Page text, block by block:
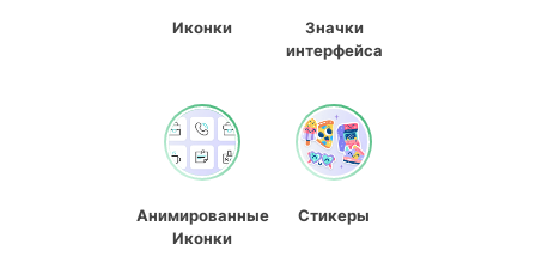
Иконки
Значки
интерфейса
Анимированные
Иконки
Стикеры